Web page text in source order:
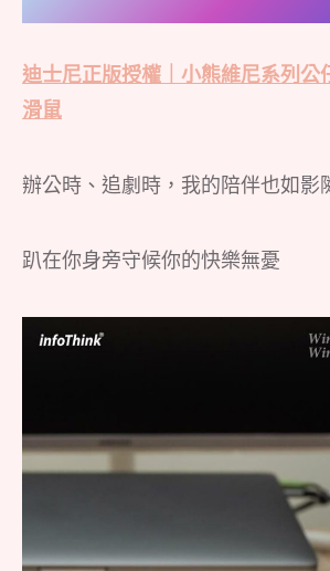
迪士尼正版授權｜小熊維尼系列公
滑鼠
辦公時、追劇時，我的陪伴也如影
趴在你身旁守候你的快樂無憂